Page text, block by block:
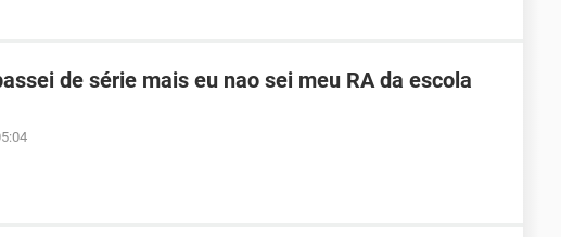
de série mais eu nao sei meu RA da escola